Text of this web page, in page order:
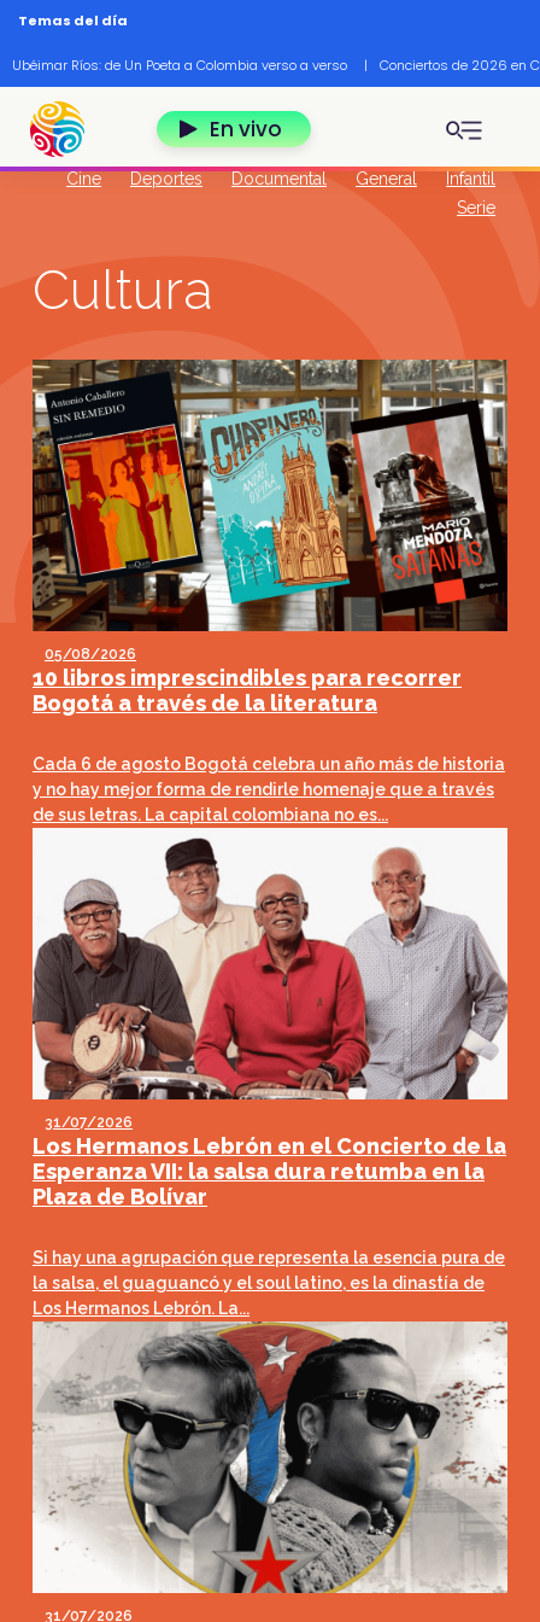
Pasar al contenido principal
Temas del día
Ubéimar Ríos: de Un Poeta a Colombia verso a verso | Conciertos de 2026 en
En vivo
Cine Deportes Documental General
Infantil
Serie
Cultura
05/08/2026
10 libros imprescindibles para recorrer
Bogotá a través de la literatura
Cada 6 de agosto Bogotá celebra un año más de historia
y no hay mejor forma de rendirle homenaje que a través
de sus letras. La capital colombiana no es...
31/07/2026
Los Hermanos Lebrón en el Concierto de la
Esperanza VII: la salsa dura retumba en la
Plaza de Bolívar
Si hay una agrupación que representa la esencia pura de
la salsa, el guaguancó y el soul latino, es la dinastía de
Los Hermanos Lebrón. La...
31/07/2026